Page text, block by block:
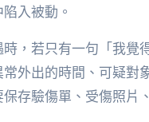
入被動。
，若只有一句「我覺
外出的時間、可疑對
存驗傷單、受傷照片